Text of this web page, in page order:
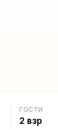
ГОСТИ
2 взр